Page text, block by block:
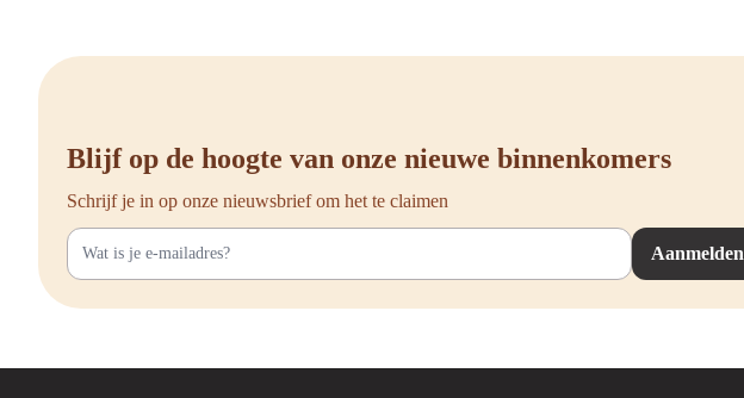
Blijf op de hoogte van onze nieuwe binnenkomers
Schrijf je in op onze nieuwsbrief om het te claimen
Aanmelden